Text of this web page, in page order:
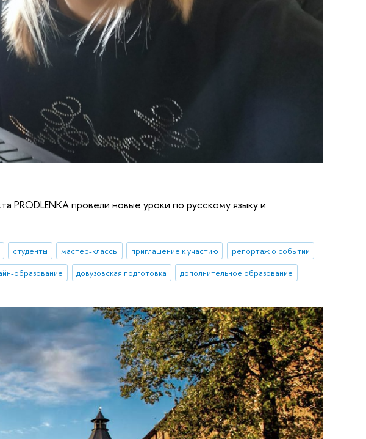
PRODLENKA провели новые уроки по русскому языку и
студенты мастер-классы приглашение к участию
репортаж о событии
образование довузовская подготовка дополнительное образование